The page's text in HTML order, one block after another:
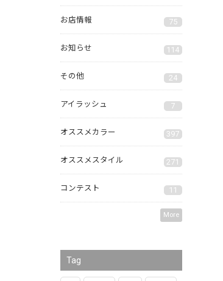
お店情報 75
お知らせ 114
その他 24
アイラッシュ 7
オススメカラー 397
オススメスタイル 271
コンテスト 11
More
Tag